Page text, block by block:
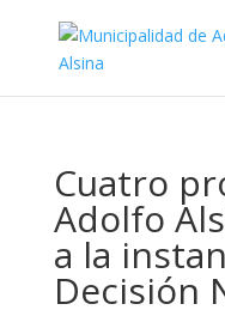
Cuatro
Adolfo
a la
Decisión